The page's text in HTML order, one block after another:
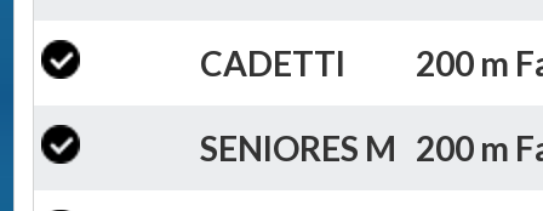
CADETTI 200 m
SENIORES M 200 m